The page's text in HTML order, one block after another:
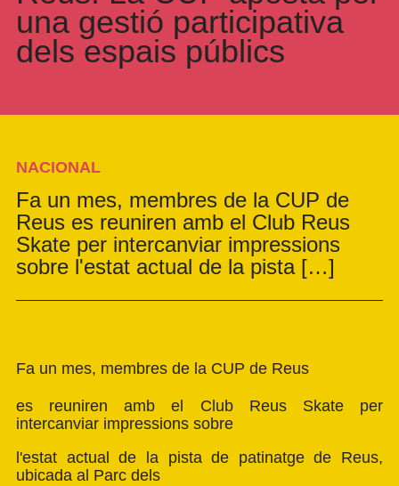
una gestió participativa
dels espais públics
NACIONAL
Fa un mes, membres de la CUP de
Reus es reuniren amb el Club Reus
Skate per intercanviar impressions
sobre l'estat actual de la pista […]
Fa un mes, membres de la CUP de Reus
es reuniren amb el Club Reus Skate per
intercanviar impressions sobre
l'estat actual de la pista de patinatge de Reus,
ubicada al Parc dels